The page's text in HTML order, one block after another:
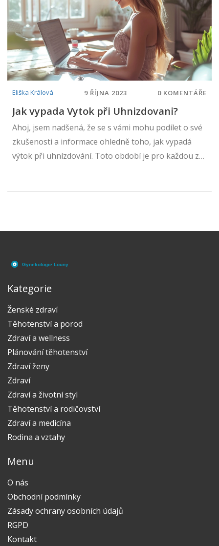
Eliška Králová 9 ŘÍJNA 2023 0 KOMENTÁŘE
Jak vypada Vytok při Uhnizdovani?
Ahoj, jsem nadšená, že se s vámi mohu podílet o své
zkušenosti a informace ohledně toho, jak vypadá
výtok při uhnízdování. Toto období je pro každou z
Kategorie
Ženské zdraví
Těhotenství a porod
Zdraví a wellness
Plánování těhotenství
Zdraví ženy
Zdraví
Zdraví a životní styl
Těhotenství a rodičovství
Zdraví a medicína
Rodina a vztahy
Menu
O nás
Obchodní podmínky
Zásady ochrany osobních údajů
RGPD
Kontakt